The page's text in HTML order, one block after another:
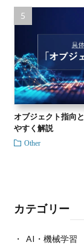
オブジェクト指向
やすく解説
Other
カテゴリー
AI・機械学習